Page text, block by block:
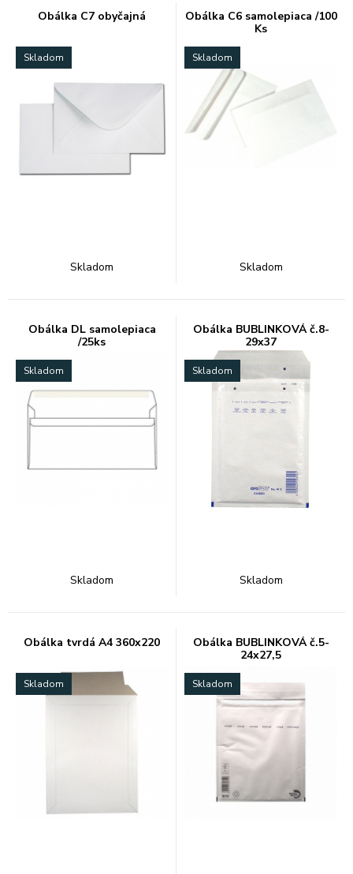
Obálka C7 obyčajná
Skladom
Skladom
Obálka C6 samolepiaca /100
Ks
Skladom
Skladom
Obálka DL samolepiaca
/25ks
Skladom
Skladom
Obálka BUBLINKOVÁ č.8-
29x37
Skladom
Skladom
Obálka tvrdá A4 360x220
Skladom
Obálka BUBLINKOVÁ č.5-
24x27,5
Skladom